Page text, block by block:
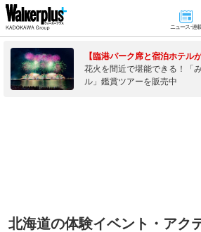
ニュース･連載
【臨港パーク席と宿泊ホテル
花火を間近で堪能できる！「
ル」鑑賞ツアーを販売中
北海道の体験イベント・アク